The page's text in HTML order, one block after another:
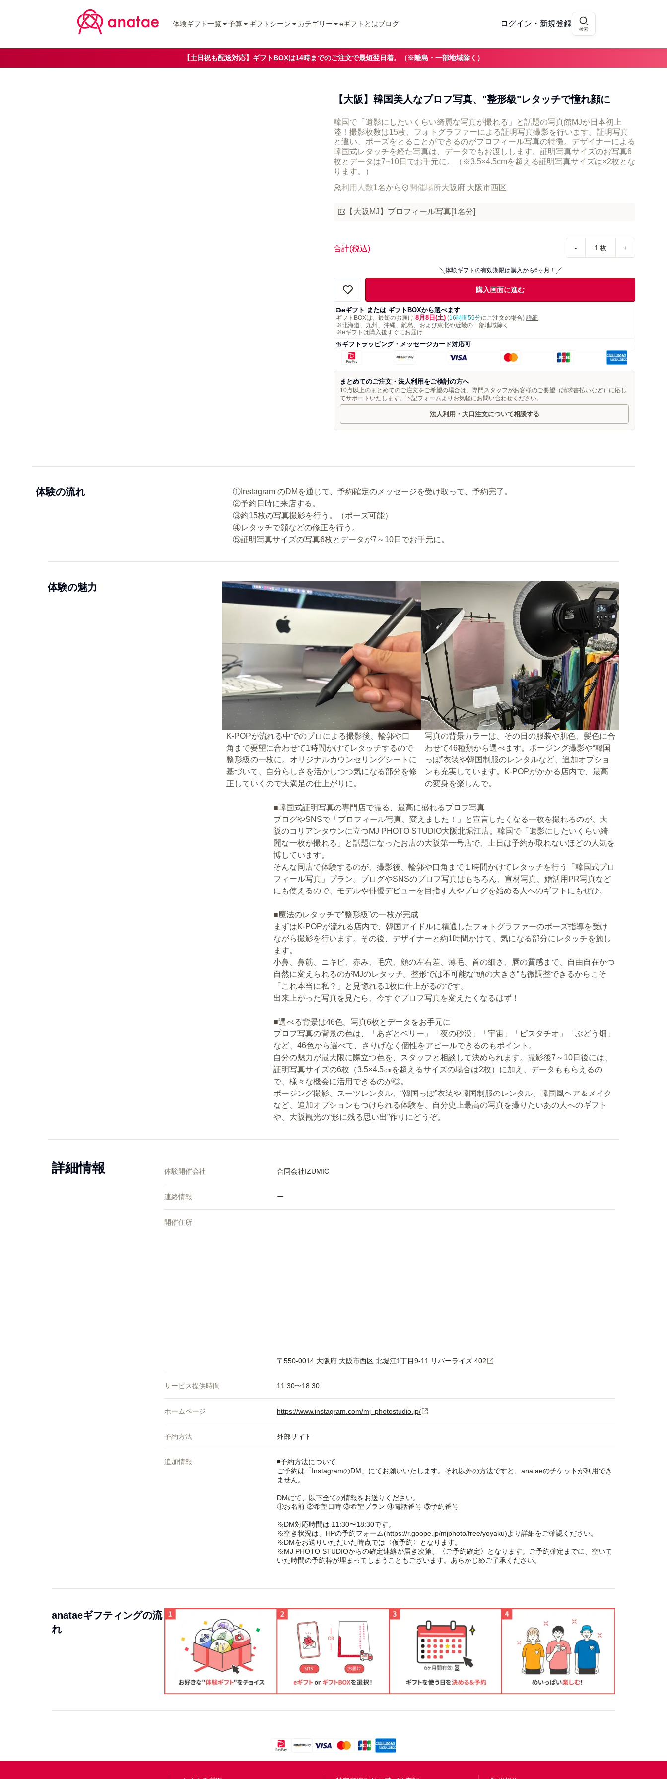
体験ギフト一覧 予算 ギフトシーン カテゴリー eギフトとはブログ ログイン・新規登録
検索
【土日祝も配送対応】ギフトBOXは14時までのご注文で最短翌日着。（※離島・一部地域除く）
【大阪】韓国美人なプロフ写真、"整形級"レタッチで憧れ顔に
韓国で「遺影にしたいくらい綺麗な写真が撮れる」と話題の写真館MJが日本初上
陸！撮影枚数は15枚、フォトグラファーによる証明写真撮影を行います。証明写真
と違い、ポーズをとることができるのがプロフィール写真の特徴。デザイナーによる
韓国式レタッチを経た写真は、データでもお渡しします。証明写真サイズのお写真6
枚とデータは7~10日でお手元に。（※3.5×4.5cmを超える証明写真サイズは×2枚とな
ります。）
利用人数1名から 開催場所大阪府 大阪市西区
【大阪MJ】プロフィール写真[1名分]
合計(税込) - 1 枚 +
体験ギフトの有効期限は購入から6ヶ月！
購入画面に進む
eギフト または ギフトBOXから選べます
ギフトBOXは、最短のお届け 8月8日(土) (16時間59分にご注文の場合) 詳細
※北海道、九州、沖縄、離島、および東北や近畿の一部地域除く
※eギフトは購入後すぐにお届け
ギフトラッピング・メッセージカード対応可
まとめてのご注文・法人利用をご検討の方へ
10点以上のまとめてのご注文をご希望の場合は、専門スタッフがお客様のご要望（請求書払いなど）に応じ
てサポートいたします。下記フォームよりお気軽にお問い合わせください。
法人利用・大口注文について相談する
体験の流れ
①Instagram のDMを通じて、予約確定のメッセージを受け取って、予約完了。
②予約日時に来店する。
③約15枚の写真撮影を行う。（ポーズ可能）
④レタッチで顔などの修正を行う。
⑤証明写真サイズの写真6枚とデータが7～10日でお手元に。
体験の魅力
K-POPが流れる中でのプロによる撮影後、輪郭や口
角まで要望に合わせて1時間かけてレタッチするので
整形級の一枚に。オリジナルカウンセリングシートに
基づいて、自分らしさを活かしつつ気になる部分を修
正していくので大満足の仕上がりに。
写真の背景カラーは、その日の服装や肌色、髪色に合
わせて46種類から選べます。ポージング撮影や“韓国
っぽ”衣装や韓国制服のレンタルなど、追加オプショ
ンも充実しています。K-POPがかかる店内で、最高
の変身を楽しんで。
■韓国式証明写真の専門店で撮る、最高に盛れるプロフ写真
ブログやSNSで「プロフィール写真、変えました！」と宣言したくなる一枚を撮れるのが、大
阪のコリアンタウンに立つMJ PHOTO STUDIO大阪北堀江店。韓国で「遺影にしたいくらい綺
麗な一枚が撮れる」と話題になったお店の大阪第一号店で、土日は予約が取れないほどの人気を
博しています。
そんな同店で体験するのが、撮影後、輪郭や口角まで１時間かけてレタッチを行う「韓国式プロ
フィール写真」プラン。ブログやSNSのプロフ写真はもちろん、宣材写真、婚活用PR写真など
にも使えるので、モデルや俳優デビューを目指す人やブログを始める人へのギフトにもぜひ。
■魔法のレタッチで“整形級”の一枚が完成
まずはK-POPが流れる店内で、韓国アイドルに精通したフォトグラファーのポーズ指導を受け
ながら撮影を行います。その後、デザイナーと約1時間かけて、気になる部分にレタッチを施し
ます。
小鼻、鼻筋、ニキビ、赤み、毛穴、顔の左右差、薄毛、首の細さ、唇の質感まで、自由自在かつ
自然に変えられるのがMJのレタッチ。整形では不可能な“頭の大きさ”も微調整できるからこそ
「これ本当に私？」と見惚れる1枚に仕上がるのです。
出来上がった写真を見たら、今すぐプロフ写真を変えたくなるはず！
■選べる背景は46色。写真6枚とデータをお手元に
プロフ写真の背景の色は、「あざとベリー」「夜の砂漠」「宇宙」「ピスタチオ」「ぶどう畑」
など、46色から選べて、さりげなく個性をアピールできるのもポイント。
自分の魅力が最大限に際立つ色を、スタッフと相談して決められます。撮影後7～10日後には、
証明写真サイズの6枚（3.5×4.5㎝を超えるサイズの場合は2枚）に加え、データももらえるの
で、様々な機会に活用できるのが◎。
ポージング撮影、スーツレンタル、“韓国っぽ”衣装や韓国制服のレンタル、韓国風ヘア＆メイク
など、追加オプションもつけられる体験を、自分史上最高の写真を撮りたいあの人へのギフト
や、大阪観光の“形に残る思い出”作りにどうぞ。
詳細情報 体験開催会社 合同会社IZUMIC
連絡情報 ー
開催住所
〒550-0014 大阪府 大阪市西区 北堀江1丁目9-11 リバーライズ 402
サービス提供時間 11:30〜18:30
ホームページ https://www.instagram.com/mj_photostudio.jp/
予約方法 外部サイト
追加情報
◾️予約方法について
ご予約は「InstagramのDM」にてお願いいたします。それ以外の方法ですと、anataeのチケットが利用でき
ません。
DMにて、以下全ての情報をお送りください。
①お名前 ②希望日時 ③希望プラン ④電話番号 ⑤予約番号
※DM対応時間は 11:30〜18:30です。
※空き状況は、HPの予約フォーム(https://r.goope.jp/mjphoto/free/yoyaku)より詳細をご確認ください。
※DMをお送りいただいた時点では〈仮予約〉となります。
※MJ PHOTO STUDIOからの確定連絡が届き次第、〈ご予約確定〉となります。ご予約確定までに、空いて
いた時間の予約枠が埋まってしまうこともございます。あらかじめご了承ください。
anataeギフティングの流
れ